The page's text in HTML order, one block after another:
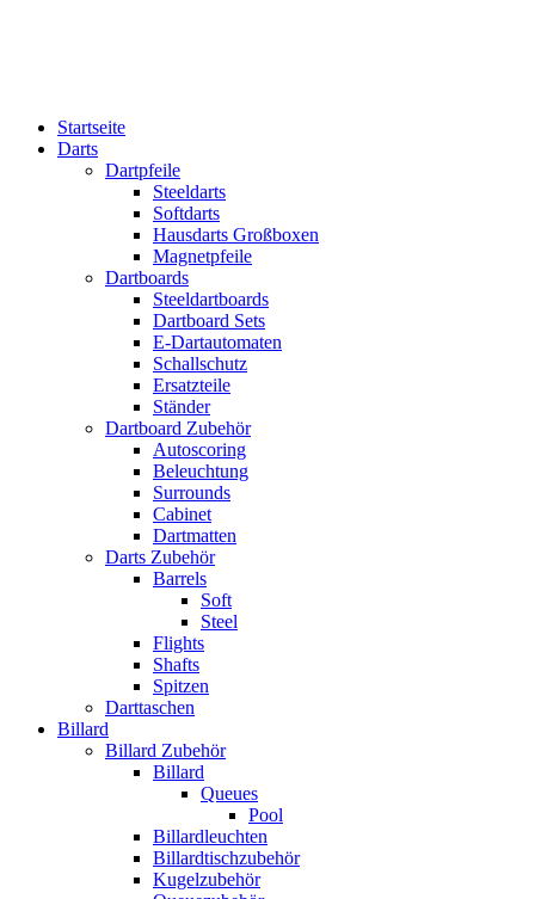
Startseite
Darts
Dartpfeile
Steeldarts
Softdarts
Hausdarts Großboxen
Magnetpfeile
Dartboards
Steeldartboards
Dartboard Sets
E-Dartautomaten
Schallschutz
Ersatzteile
Ständer
Dartboard Zubehör
Autoscoring
Beleuchtung
Surrounds
Cabinet
Dartmatten
Darts Zubehör
Barrels
Soft
Steel
Flights
Shafts
Spitzen
Darttaschen
Billard
Billard Zubehör
Billard
Queues
Pool
Billardleuchten
Billardtischzubehör
Kugelzubehör